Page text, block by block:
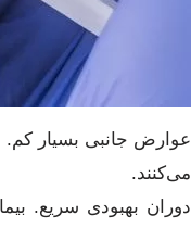
عوارض جانبی بسیار
می‌کنند.
دوران بهبودی سریع.